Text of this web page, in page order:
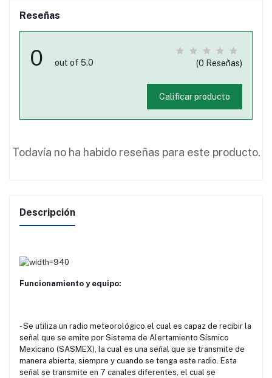
Reseñas
0 out of 5.0 (0 Reseñas)
Calificar producto
Todavía no ha habido reseñas para este producto.
Descripción
Funcionamiento y equipo:
- Se utiliza un radio meteorológico el cual es capaz de recibir la
señal que se emite por Sistema de Alertamiento Sísmico
Mexicano (SASMEX), la cual es una señal que se transmite de
manera abierta, siempre y cuando se tenga este radio. Esta
señal se transmite en 7 canales diferentes, el cual se